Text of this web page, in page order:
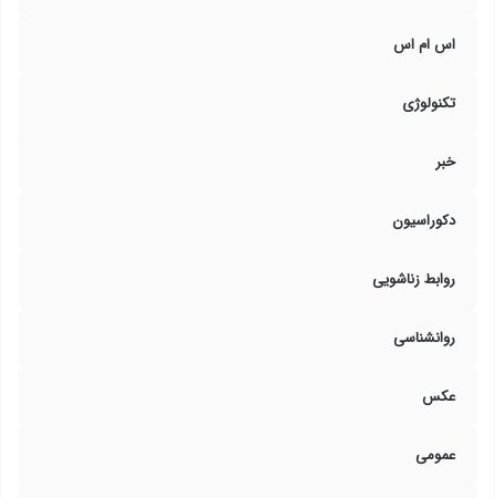
اس ام اس
تکنولوژی
خبر
دکوراسیون
روابط زناشویی
روانشناسی
عکس
عمومی